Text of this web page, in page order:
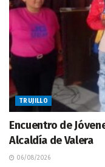
TRUJILLO
Encuentro de
Alcaldía de Valera
06/08/2026